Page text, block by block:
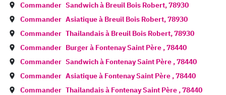
Commander Sandwich à Breuil Bois Robert,78930
Commander Asiatique à Breuil Bois Robert,78930
Commander Thailandais à Breuil Bois Robert,78930
Commander Burger à Fontenay Saint Père ,78440
Commander Sandwich à Fontenay Saint Père ,78440
Commander Asiatique à Fontenay Saint Père ,78440
Commander Thailandais à Fontenay Saint Père ,78440